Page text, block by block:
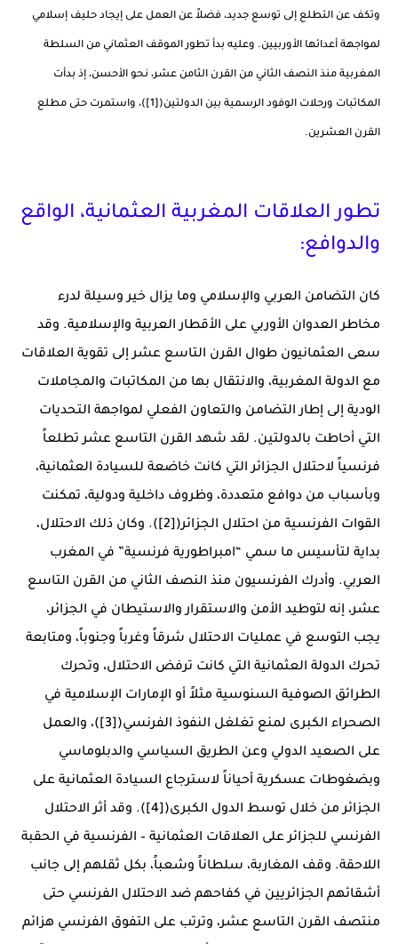
وتكف عن التطلع إلى توسع جديد، فضلاً عن العمل على إيجاد حليف إسلامي
لمواجهة أعدائها الأوربيين. وعليه بدأ تطور الموقف العثماني من السلطة
المغربية منذ النصف الثاني من القرن الثامن عشر، نحو الأحسن، إذ بدأت
المكاتبات ورحلات الوفود الرسمية بين الدولتين([1])، واستمرت حتى مطلع
القرن العشرين.
تطور العلاقات المغربية العثمانية، الواقع
والدوافع:
كان التضامن العربي والإسلامي وما يزال خير وسيلة لدرء
مخاطر العدوان الأوربي على الأقطار العربية والإسلامية. وقد
سعى العثمانيون طوال القرن التاسع عشر إلى تقوية العلاقات
مع الدولة المغربية، والانتقال بها من المكاتبات والمجاملات
الودية إلى إطار التضامن والتعاون الفعلي لمواجهة التحديات
التي أحاطت بالدولتين. لقد شهد القرن التاسع عشر تطلعاً
فرنسياً لاحتلال الجزائر التي كانت خاضعة للسيادة العثمانية،
وبأسباب من دوافع متعددة، وظروف داخلية ودولية، تمكنت
القوات الفرنسية من احتلال الجزائر([2]). وكان ذلك الاحتلال،
بداية لتأسيس ما سمي “امبراطورية فرنسية” في المغرب
العربي. وأدرك الفرنسيون منذ النصف الثاني من القرن التاسع
عشر، إنه لتوطيد الأمن والاستقرار والاستيطان في الجزائر،
يجب التوسع في عمليات الاحتلال شرقاً وغرباً وجنوباً، ومتابعة
تحرك الدولة العثمانية التي كانت ترفض الاحتلال، وتحرك
الطرائق الصوفية السنوسية مثلاً أو الإمارات الإسلامية في
الصحراء الكبرى لمنع تغلغل النفوذ الفرنسي([3])، والعمل
على الصعيد الدولي وعن الطريق السياسي والدبلوماسي
وبضغوطات عسكرية أحياناً لاسترجاع السيادة العثمانية على
الجزائر من خلال توسط الدول الكبرى([4]). وقد أثر الاحتلال
الفرنسي للجزائر على العلاقات العثمانية – الفرنسية في الحقبة
اللاحقة. وقف المغاربة، سلطاناً وشعباً، بكل ثقلهم إلى جانب
أشقائهم الجزائريين في كفاحهم ضد الاحتلال الفرنسي حتى
منتصف القرن التاسع عشر، وترتب على التفوق الفرنسي هزائم